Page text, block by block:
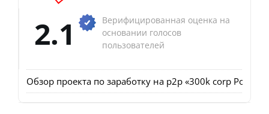
2.1
Верифицированная оценка на
основании голосов
пользователей
Обзор проекта по заработку на p2p «300k corp